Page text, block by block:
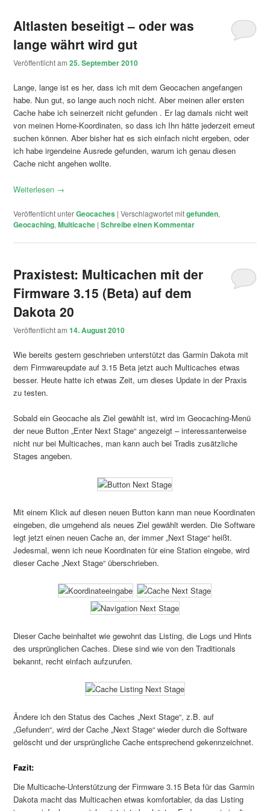
Altlasten beseitigt – oder was
lange währt wird gut
Veröffentlicht am25. September 2010
Lange, lange ist es her, dass ich mit dem Geocachen angefangen
habe. Nun gut, so lange auch noch nicht. Aber meinen aller ersten
Cache habe ich seinerzeit nicht gefunden . Er lag damals nicht weit
von meinen Home-Koordinaten, so dass ich Ihn hätte jederzeit erneut
suchen können. Aber bisher hat es sich einfach nicht ergeben, oder
ich habe irgendeine Ausrede gefunden, warum ich genau diesen
Cache nicht angehen wollte.
Weiterlesen →
Veröffentlicht unterGeocaches |Verschlagwortet mitgefunden,
Geocaching,Multicache |Schreibe einen Kommentar
Praxistest: Multicachen mit der
Firmware 3.15 (Beta) auf dem
Dakota 20
Veröffentlicht am14. August 2010
Wie bereits gestern geschrieben unterstützt das Garmin Dakota mit
dem Firmwareupdate auf 3.15 Beta jetzt auch Multicaches etwas
besser. Heute hatte ich etwas Zeit, um dieses Update in der Praxis
zu testen.
Sobald ein Geocache als Ziel gewählt ist, wird im Geocaching-Menü
der neue Button „Enter Next Stage“ angezeigt – interessanterweise
nicht nur bei Multicaches, man kann auch bei Tradis zusätzliche
Stages angeben.
Mit einem Klick auf diesen neuen Button kann man neue Koordinaten
eingeben, die umgehend als neues Ziel gewählt werden. Die Software
legt jetzt einen neuen Cache an, der immer „Next Stage“ heißt.
Jedesmal, wenn ich neue Koordinaten für eine Station eingebe, wird
dieser Cache „Next Stage“ überschrieben.
Dieser Cache beinhaltet wie gewohnt das Listing, die Logs und Hints
des ursprünglichen Caches. Diese sind wie von den Traditionals
bekannt, recht einfach aufzurufen.
Ändere ich den Status des Caches „Next Stage“, z.B. auf
„Gefunden“, wird der Cache „Next Stage“ wieder durch die Software
gelöscht und der ursprüngliche Cache entsprechend gekennzeichnet.
Fazit:
Die Multicache-Unterstützung der Firmware 3.15 Beta für das Garmin
Dakota macht das Multicachen etwas komfortabler, da das Listing